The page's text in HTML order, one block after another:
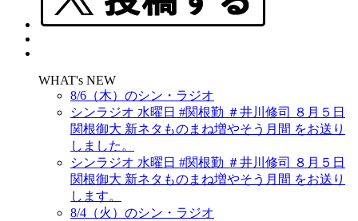
WHAT's NEW
8/6（木）のシン・ラジオ
シンラジオ 水曜日 #関根勤 ＃井川修司 ８月５日
関根御大 新ネタものまね増やそう月間 をお送り
しました。
シンラジオ 水曜日 #関根勤 ＃井川修司 ８月５日
関根御大 新ネタものまね増やそう月間 をお送り
します。
8/4（火）のシン・ラジオ